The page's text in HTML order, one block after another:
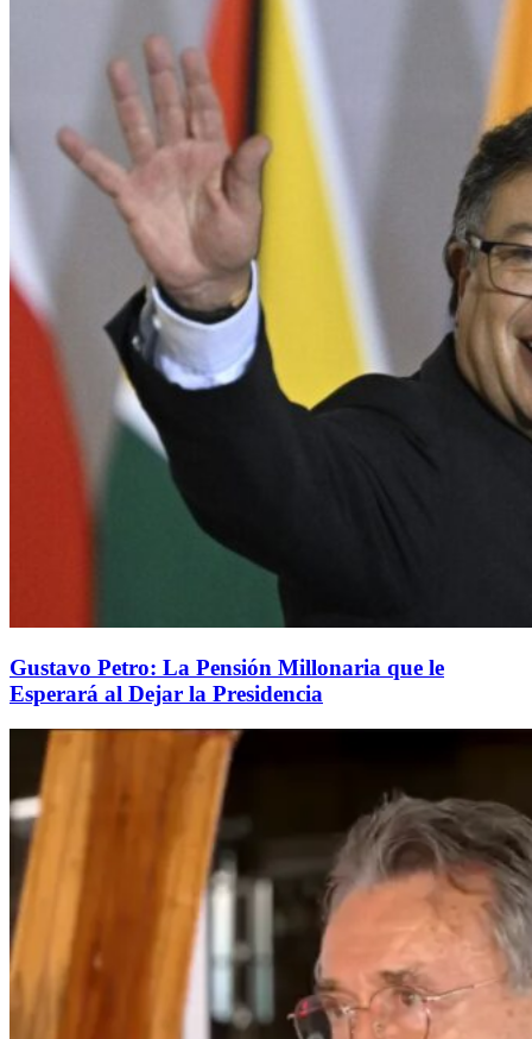
Gustavo Petro: La Pensión Millonaria que le
Esperará al Dejar la Presidencia